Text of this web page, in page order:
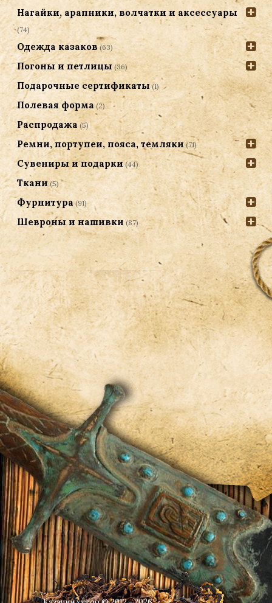
Нагайки, арапники, волчатки и аксессуары
(74)
Одежда казаков (63)
Погоны и петлицы (36)
Подарочные сертификаты (1)
Полевая форма (2)
Распродажа (5)
Ремни, портупеи, пояса, темляки (71)
Сувениры и подарки (44)
Ткани (5)
Фурнитура (91)
Шевроны и нашивки (87)